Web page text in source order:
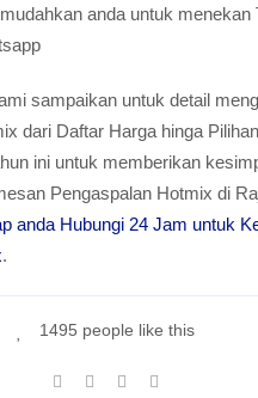
anda untuk menekan
sampaikan untuk detail
dari Daftar Harga hinga
ini untuk memberikan
Pengaspalan Hotmix di
anda Hubungi 24 Jam untuk
.
1495 people like this